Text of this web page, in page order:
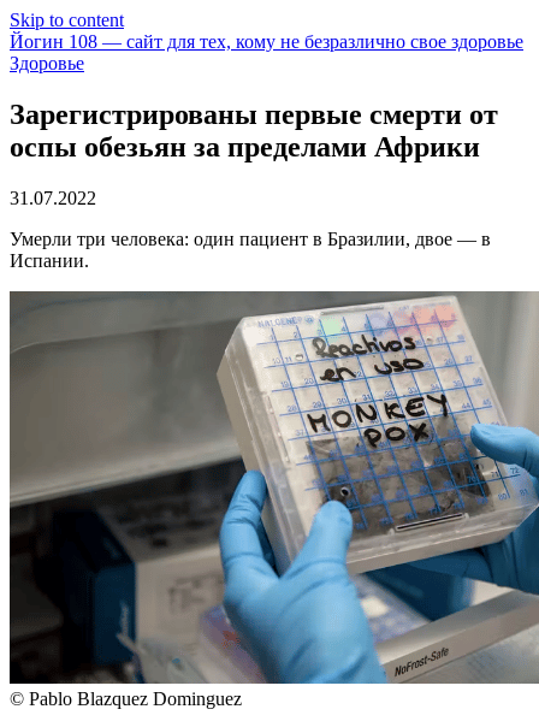
Skip to content
Йогин 108 — сайт для тех, кому не безразлично свое здоровье
Здоровье
Зарегистрированы первые смерти от
оспы обезьян за пределами Африки
31.07.2022
Умерли три человека: один пациент в Бразилии, двое — в
Испании.
© Pablo Blazquez Dominguez